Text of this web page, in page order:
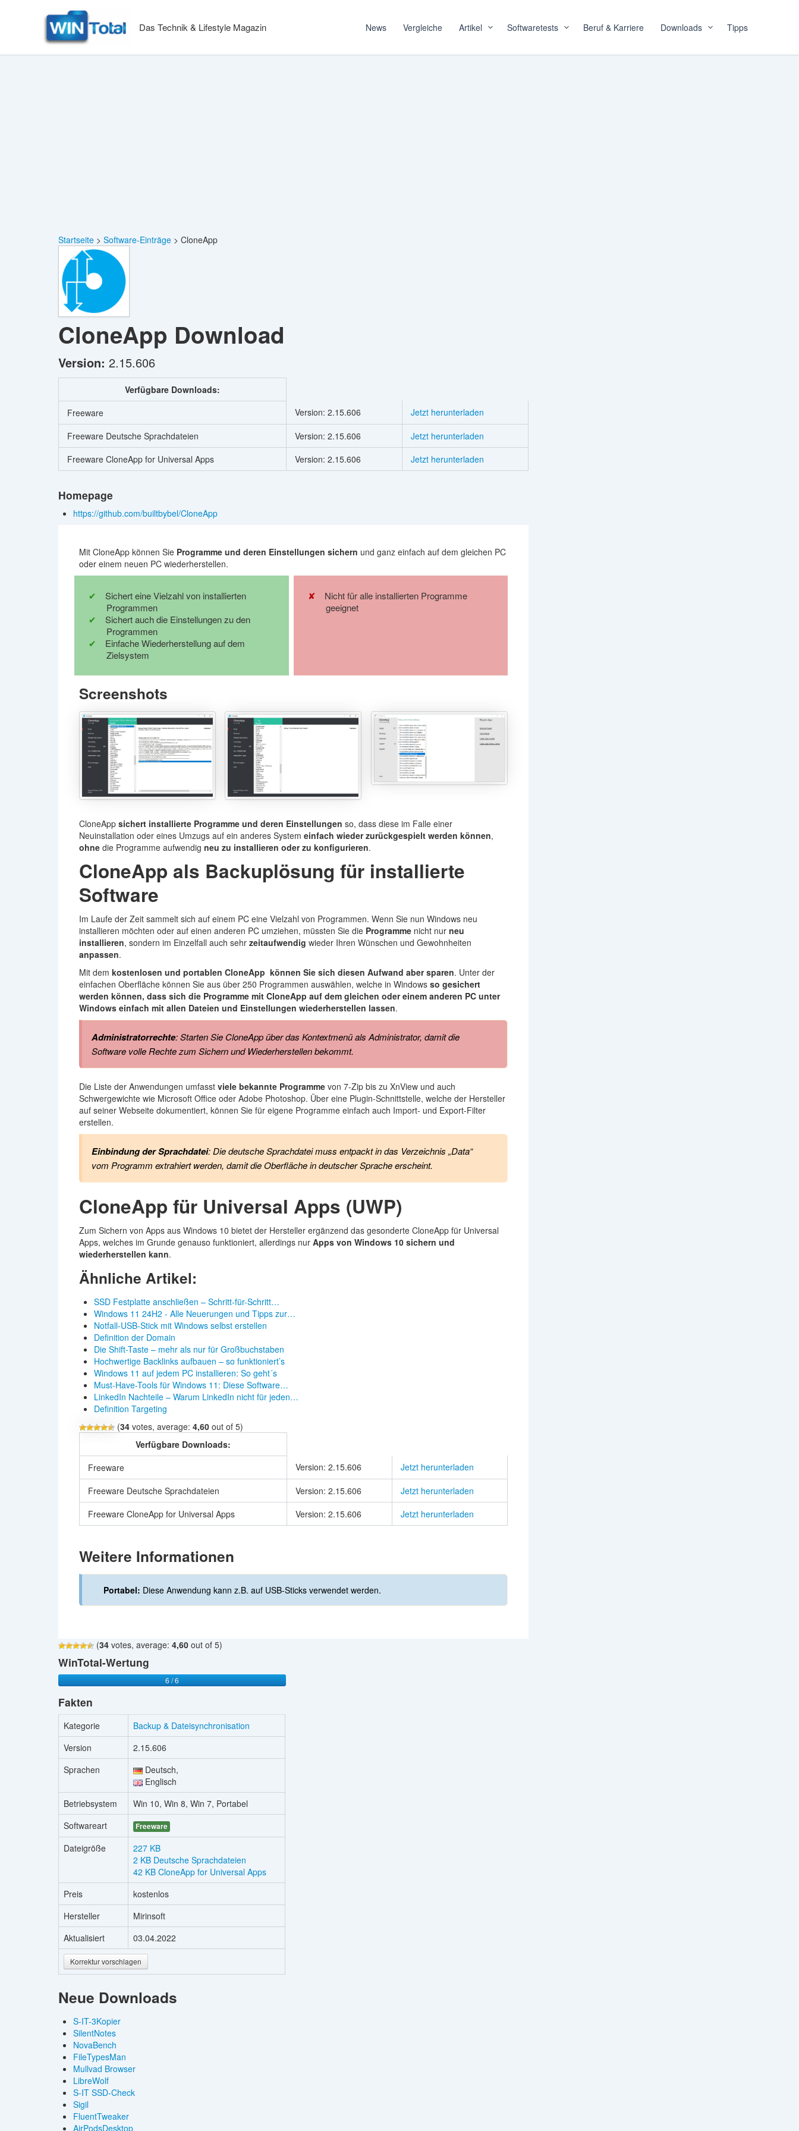
Das Technik & Lifestyle Magazin News Vergleiche Artikel Softwaretests Beruf & Karriere Downloads Tipps
Startseite Software-Einträge CloneApp
CloneApp Download
Version: 2.15.606
Verfügbare Downloads:
Freeware
Version: 2.15.606
Jetzt herunterladen
Freeware Deutsche Sprachdateien
Version: 2.15.606
Jetzt herunterladen
Freeware CloneApp for Universal Apps
Version: 2.15.606 Jetzt herunterladen
Homepage
https://github.com/builtbybel/CloneApp
Mit CloneApp können Sie Programme und deren Einstellungen sichern und ganz einfach auf dem gleichen PC
oder einem neuen PC wiederherstellen.
Sichert eine Vielzahl von installierten
Programmen
Sichert auch die Einstellungen zu den
Programmen
Einfache Wiederherstellung auf dem
Zielsystem
Nicht für alle installierten Programme
geeignet
Screenshots
CloneApp sichert installierte Programme und deren Einstellungen so, dass diese im Falle einer
Neuinstallation oder eines Umzugs auf ein anderes System einfach wieder zurückgespielt werden können,
ohnedie Programme aufwendig neu zu installieren oder zu konfigurieren.
CloneApp als Backuplösung für installierte
Software
Im Laufe der Zeit sammelt sich auf einem PC eine Vielzahl von Programmen. Wenn Sie nun Windows neu
installieren möchten oder auf einen anderen PC umziehen, müssten Sie die Programmenicht nur neu
installieren, sondern im Einzelfall auch sehr zeitaufwendig wieder Ihren Wünschen und Gewohnheiten
anpassen.
Mit dem kostenlosen und portablen CloneApp können Sie sich diesen Aufwand aber sparen. Unter der
einfachen Oberfläche können Sie aus über 250 Programmen auswählen, welche in Windows so gesichert
werden können, dass sich die Programme mit CloneApp auf dem gleichen oder einem anderen PC unter
Windows einfach mit allen Dateien und Einstellungen wiederherstellen lassen.
Administratorrechte: Starten Sie CloneApp über das Kontextmenü als Administrator, damit die
Software volle Rechte zum Sichern und Wiederherstellen bekommt.
Die Liste der Anwendungen umfasst viele bekannte Programmevon 7-Zip bis zu XnView und auch
Schwergewichte wie Microsoft Office oder Adobe Photoshop. Über eine Plugin-Schnittstelle, welche der Hersteller
auf seiner Webseite dokumentiert, können Sie für eigene Programme einfach auch Import- und Export-Filter
erstellen.
Einbindung der Sprachdatei: Die deutsche Sprachdatei muss entpackt in das Verzeichnis „Data“
vom Programm extrahiert werden, damit die Oberfläche in deutscher Sprache erscheint.
CloneApp für Universal Apps (UWP)
Zum Sichern von Apps aus Windows 10 bietet der Hersteller ergänzend das gesonderte CloneApp für Universal
Apps, welches im Grunde genauso funktioniert, allerdings nur Apps von Windows 10 sichern und
wiederherstellen kann.
Ähnliche Artikel:
SSD Festplatte anschließen – Schritt-für-Schritt…
Windows 11 24H2 - Alle Neuerungen und Tipps zur…
Notfall-USB-Stick mit Windows selbst erstellen
Definition der Domain
Die Shift-Taste – mehr als nur für Großbuchstaben
Hochwertige Backlinks aufbauen – so funktioniert’s
Windows 11 auf jedem PC installieren: So geht´s
Must-Have-Tools für Windows 11: Diese Software…
LinkedIn Nachteile – Warum LinkedIn nicht für jeden…
Definition Targeting
(34votes, average: 4,60out of 5)
Verfügbare Downloads:
Freeware
Version: 2.15.606
Jetzt herunterladen
Freeware Deutsche Sprachdateien
Version: 2.15.606
Jetzt herunterladen
Freeware CloneApp for Universal Apps
Version: 2.15.606 Jetzt herunterladen
Weitere Informationen
Portabel: Diese Anwendung kann z.B. auf USB-Sticks verwendet werden.
(34votes, average: 4,60out of 5)
WinTotal-Wertung
6 / 6
Fakten
Kategorie
Backup & Dateisynchronisation
Version
2.15.606
Sprachen
Deutsch,
Englisch
Betriebsystem
Win 10, Win 8, Win 7, Portabel
Softwareart
Freeware
Dateigröße
227 KB
2 KB Deutsche Sprachdateien
42 KB CloneApp for Universal Apps
Preis
kostenlos
Hersteller
Mirinsoft
Aktualisiert
03.04.2022
Korrektur vorschlagen
Neue Downloads
S-IT-3Kopier
SilentNotes
NovaBench
FileTypesMan
Mullvad Browser
LibreWolf
S-IT SSD-Check
Sigil
FluentTweaker
AirPodsDesktop